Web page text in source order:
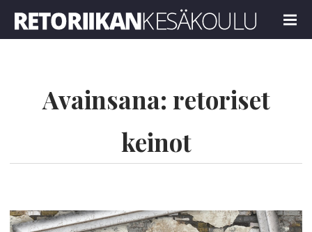
MENU
Avainsana: retoriset
keinot